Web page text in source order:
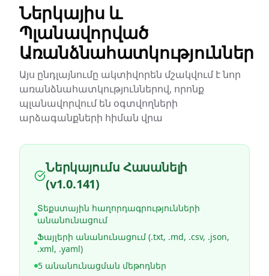
Ներկայիս և
Պլանավորված
Առանձնահատկություններ
Այս ընդլայնումը ակտիվորեն մշակվում է նոր
առանձնահատկություններով, որոնք
պլանավորվում են օգտվողների
արձագանքների հիման վրա
Ներկայումս Հասանելի
(v1.0.141)
Տեքստային հաղորդագրությունների
անանունացում
Ֆայլերի անանունացում (.txt, .md, .csv, .json,
.xml, .yaml)
5 անանունացման մեթոդներ